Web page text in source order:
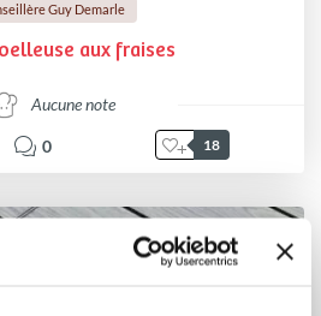
Guy Demarle
aux fraises
Aucune note
0 18